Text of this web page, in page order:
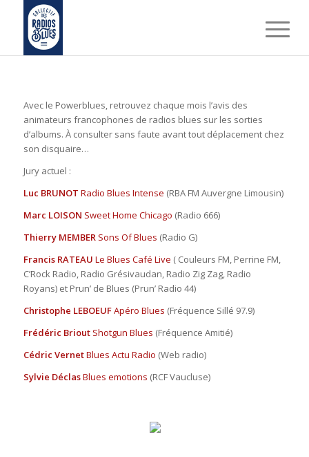
Avec le Powerblues, retrouvez chaque mois l’avis des
animateurs francophones de radios blues sur les sorties
d’albums. À consulter sans faute avant tout déplacement chez
son disquaire…
Jury actuel :
Luc BRUNOT Radio Blues Intense (RBA FM Auvergne Limousin)
Marc LOISON Sweet Home Chicago (Radio 666)
Thierry MEMBER Sons Of Blues (Radio G)
Francis RATEAU Le Blues Café Live ( Couleurs FM, Perrine FM,
C’Rock Radio, Radio Grésivaudan, Radio Zig Zag, Radio
Royans) et Prun’ de Blues (Prun’ Radio 44)
Christophe LEBOEUFApéro Blues (Fréquence Sillé 97.9)
Frédéric Briout Shotgun Blues (Fréquence Amitié)
Cédric VernetBlues Actu Radio (Web radio)
Sylvie DéclasBlues emotions (RCF Vaucluse)